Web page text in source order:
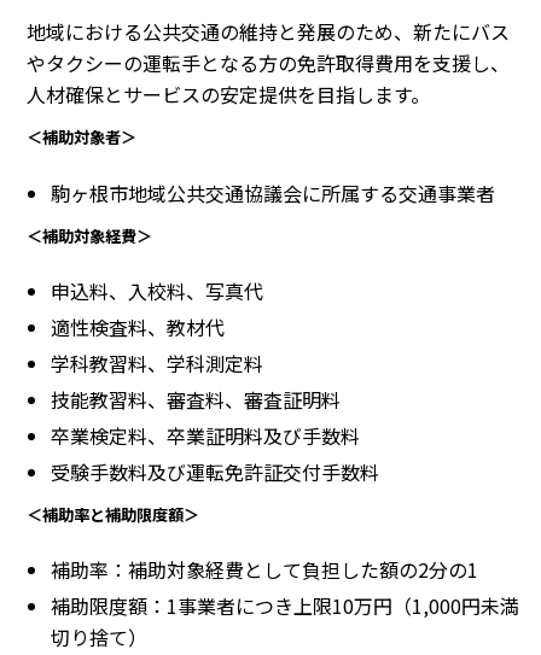
地域における公共交通の維持と発展のため、新たにバス
やタクシーの運転手となる方の免許取得費用を支援し、
人材確保とサービスの安定提供を目指します。
＜補助対象者＞
駒ヶ根市地域公共交通協議会に所属する交通事業者
＜補助対象経費＞
申込料、入校料、写真代
適性検査料、教材代
学科教習料、学科測定料
技能教習料、審査料、審査証明料
卒業検定料、卒業証明料及び手数料
受験手数料及び運転免許証交付手数料
＜補助率と補助限度額＞
補助率：補助対象経費として負担した額の2分の1
補助限度額：1事業者につき上限10万円（1,000円未満
切り捨て）